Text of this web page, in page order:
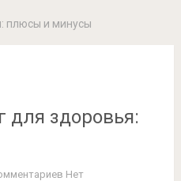
плюсы и минусы
для здоровья:
Нет